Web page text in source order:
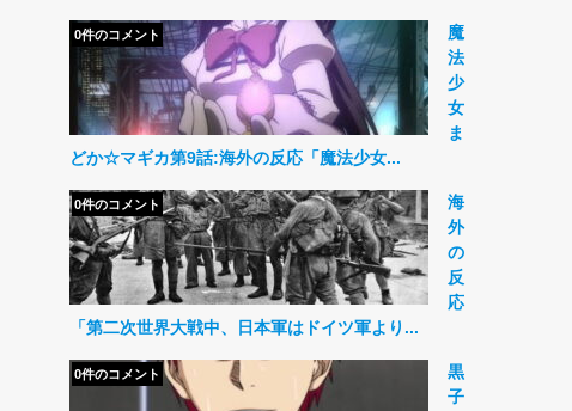
魔
法
少
女
ま
どか☆マギカ第9話:海外の反応「魔法少女...
0件のコメント
海
外
の
反
応
「第二次世界大戦中、日本軍はドイツ軍より...
0件のコメント
黒
子
0件のコメント